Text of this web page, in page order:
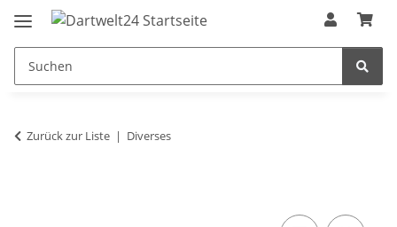
Zurück zur Liste Diverses